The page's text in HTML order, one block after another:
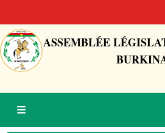
ASSEMBLÉE